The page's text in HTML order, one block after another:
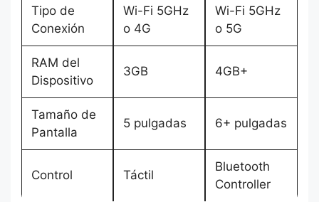
Tipo de
Conexión
Wi-Fi 5GHz
o 4G
Wi-Fi 5GHz
o 5G
RAM del
Dispositivo
3GB 4GB+
Tamaño de
Pantalla
5 pulgadas 6+ pulgadas
Control Táctil
Bluetooth
Controller